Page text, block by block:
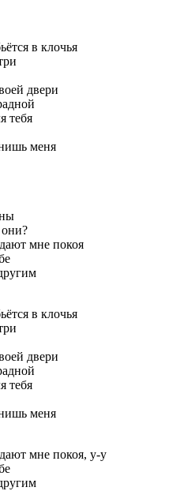
в клочья
двери
тебя
меня
мне покоя
в клочья
двери
тебя
меня
мне покоя, у-у